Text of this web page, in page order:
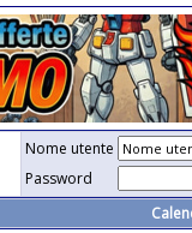
Nome utente
Password